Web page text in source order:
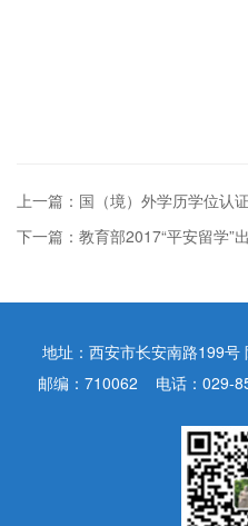
上一篇：国（境）外学历学位认
地址：西安市长安南路199号
邮编：710062 电话：029-